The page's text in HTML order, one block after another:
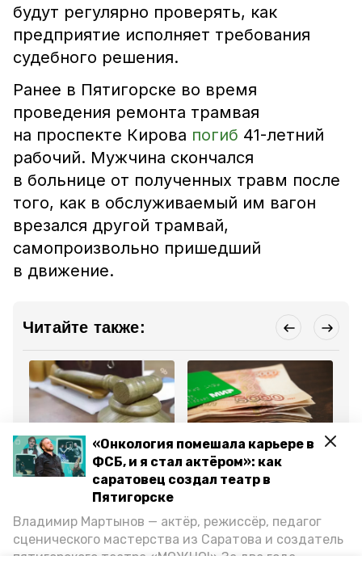
«Онкология помешала карьере в
ФСБ, и я стал актёром»: как
саратовец создал театр в
Пятигорске
Владимир Мартынов — актёр, режиссёр, педагог
сценического мастерства из Саратова и создатель
пятигорского театра «МОЖНО!» За два года
будут регулярно проверять, как
предприятие исполняет требования
судебного решения.
Ранее в Пятигорске во время
проведения ремонта трамвая
на проспекте Кирова погиб 41-летний
рабочий. Мужчина скончался
в больнице от полученных травм после
того, как в обслуживаемый им вагон
врезался другой трамвай,
самопроизвольно пришедший
в движение.
Читайте также:
Криминал
20 мая , 16:39
Суд Пятигорска
отправил под домашний
арест директора АЗС
Криминал
29 апреля , 15:39
Директора пятигорской
фирмы будут судить за
Все новости